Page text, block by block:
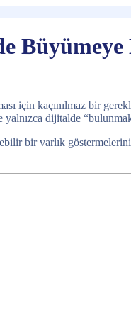
için kaçınılmaz bir
dijitalde
bir varlık göstermelerini